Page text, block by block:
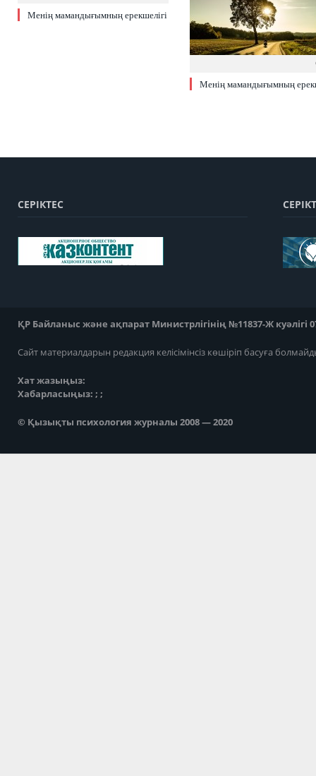
Менің мамандығымның ерекшелігі
Менің мамандығымның
СЕРІКТЕС
ҚР Байланыс және ақпарат Министрлігінің №11837-Ж куәлігі
Сайт материалдарын редакция келісімінсіз көшіріп басуға
Хат жазыңыз:
Хабарласыңыз: ; ;
© Қызықты психология журналы 2008 — 2020